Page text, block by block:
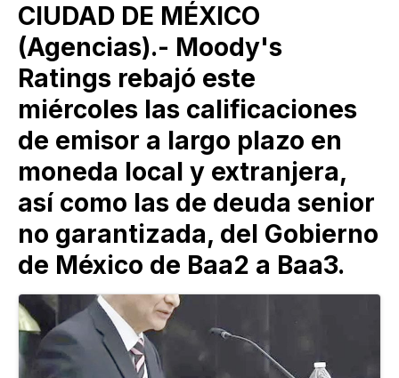
CIUDAD DE MÉXICO
(Agencias).- Moody's
Ratings rebajó este
miércoles las calificaciones
de emisor a largo plazo en
moneda local y extranjera,
así como las de deuda senior
no garantizada, del Gobierno
de México de Baa2 a Baa3.